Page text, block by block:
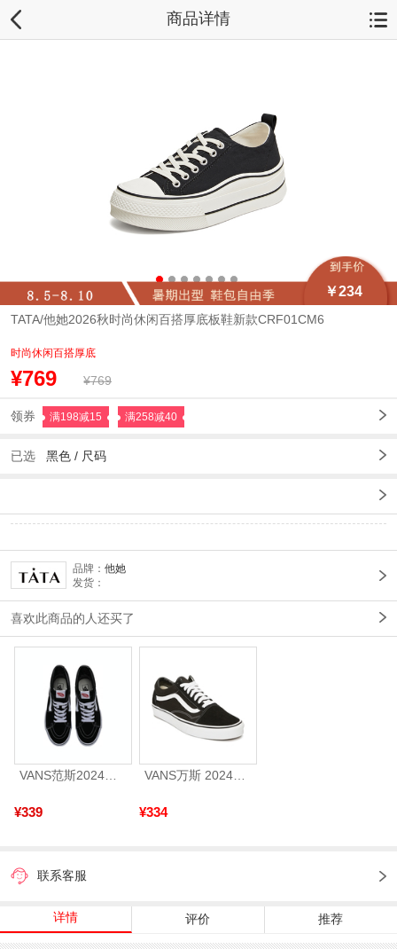
商品详情
￥234
TATA/他她2026秋时尚休闲百搭厚底板鞋新款CRF01CM6
时尚休闲百搭厚底
¥769 ¥769
领券 满198减15 满258减40
已选 黑色 / 尺码
品牌： 他她
发货：
喜欢此商品的人还买了
VANS范斯2024中性SK8-HiCL帆布鞋/硫化鞋VN000D5IB8C
¥339 ¥334
联系客服
详情 评价 推荐